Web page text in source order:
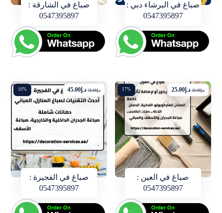
صباغ في البرشاء دبي :
0547395897
صباغ في الشارقة :
0547395897
17%
صباغ في العين :
0547395897
د.إ30.00 د.إ25.00
10%
صباغ في الفجيرة :
0547395897
د.إ50.00 د.إ45.00